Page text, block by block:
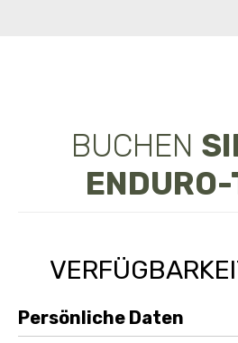
BUCHEN
Persönliche Daten